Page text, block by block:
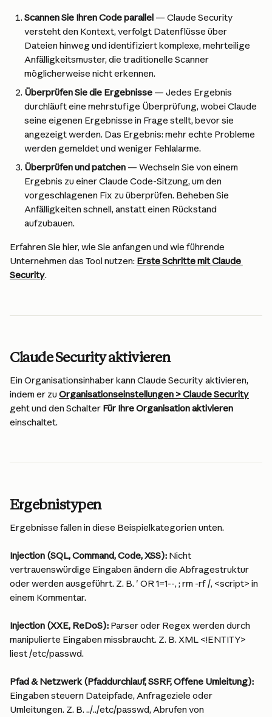
Scannen Sie Ihren Code parallel — Claude Security
versteht den Kontext, verfolgt Datenflüsse über
Dateien hinweg und identifiziert komplexe, mehrteilige
Anfälligkeitsmuster, die traditionelle Scanner
möglicherweise nicht erkennen.
Überprüfen Sie die Ergebnisse — Jedes Ergebnis
durchläuft eine mehrstufige Überprüfung, wobei Claude
seine eigenen Ergebnisse in Frage stellt, bevor sie
angezeigt werden. Das Ergebnis: mehr echte Probleme
werden gemeldet und weniger Fehlalarme.
Überprüfen und patchen — Wechseln Sie von einem
Ergebnis zu einer Claude Code-Sitzung, um den
vorgeschlagenen Fix zu überprüfen. Beheben Sie
Anfälligkeiten schnell, anstatt einen Rückstand
aufzubauen.
Erfahren Sie hier, wie Sie anfangen und wie führende
Unternehmen das Tool nutzen: Erste Schritte mit Claude
Security.
Claude Security aktivieren
Ein Organisationsinhaber kann Claude Security aktivieren,
indem er zu Organisationseinstellungen > Claude Security
geht und den Schalter Für Ihre Organisation aktivieren
einschaltet.
Ergebnistypen
Ergebnisse fallen in diese Beispielkategorien unten.
Injection (SQL, Command, Code, XSS): Nicht
vertrauenswürdige Eingaben ändern die Abfragestruktur
oder werden ausgeführt. Z. B. ' OR 1=1--, ; rm -rf /, <script> in
einem Kommentar.
Injection (XXE, ReDoS): Parser oder Regex werden durch
manipulierte Eingaben missbraucht. Z. B. XML <!ENTITY>
liest /etc/passwd.
Pfad & Netzwerk (Pfaddurchlauf, SSRF, Offene Umleitung):
Eingaben steuern Dateipfade, Anfrageziele oder
Umleitungen. Z. B. ../../etc/passwd, Abrufen von